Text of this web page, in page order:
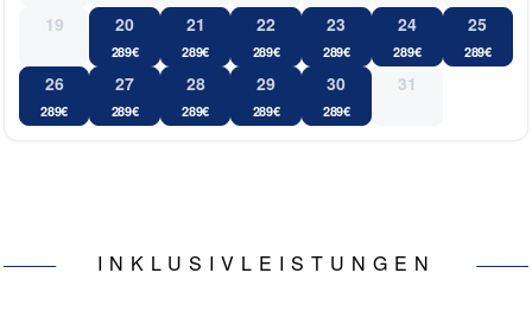
19 20
289€
21
289€
22
289€
23
289€
24
289€
25
289€
26
289€
27
289€
28
289€
29
289€
30
289€
31
INKLUSIVLEISTUNGEN